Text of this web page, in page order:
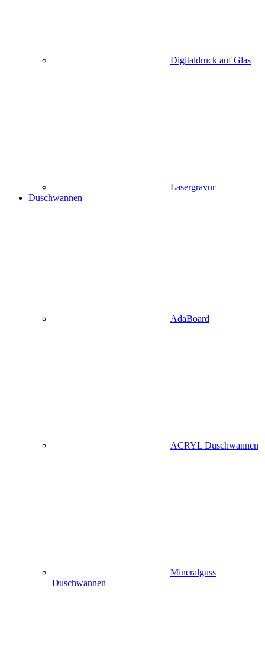
Digitaldruck auf Glas
Lasergravur
Duschwannen
AdaBoard
ACRYL Duschwannen
Mineralguss
Duschwannen